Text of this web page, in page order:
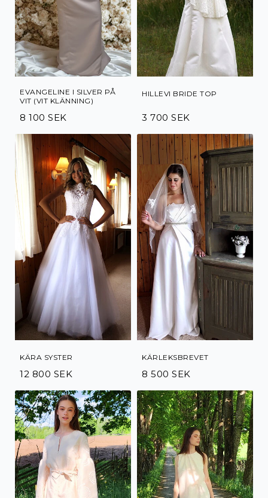
EVANGELINE I SILVER PÅ
VIT (VIT KLÄNNING)
8 100 SEK
HILLEVI BRIDE TOP
3 700 SEK
KÄRA SYSTER
12 800 SEK
KÄRLEKSBREVET
8 500 SEK